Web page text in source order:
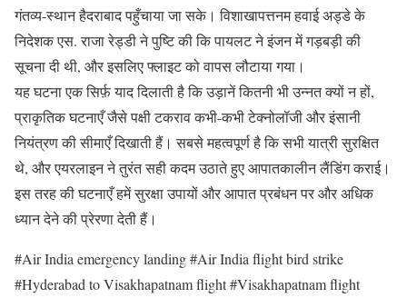
गंतव्य-स्थान हैदराबाद पहुँचाया जा सके। विशाखापत्तनम हवाई अड्डे के
निदेशक एस. राजा रेड्डी ने पुष्टि की कि पायलट ने इंजन में गड़बड़ी की
सूचना दी थी, और इसलिए फ्लाइट को वापस लौटाया गया।
यह घटना एक सिर्फ़ याद दिलाती है कि उड़ानें कितनी भी उन्नत क्यों न हों,
प्राकृतिक घटनाएँ जैसे पक्षी टकराव कभी-कभी टेक्नोलॉजी और इंसानी
नियंत्रण की सीमाएँ दिखाती हैं। सबसे महत्वपूर्ण है कि सभी यात्री सुरक्षित
थे, और एयरलाइन ने तुरंत सही कदम उठाते हुए आपातकालीन लैंडिंग कराई।
इस तरह की घटनाएँ हमें सुरक्षा उपायों और आपात प्रबंधन पर और अधिक
ध्यान देने की प्रेरणा देती हैं।
#Air India emergency landing #Air India flight bird strike
#Hyderabad to Visakhapatnam flight #Visakhapatnam flight